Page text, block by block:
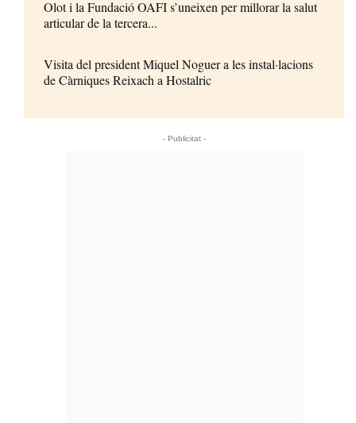
Olot i la Fundació OAFI s’uneixen per millorar la salut
articular de la tercera...
Visita del president Miquel Noguer a les instal·lacions
de Càrniques Reixach a Hostalric
- Publicitat -